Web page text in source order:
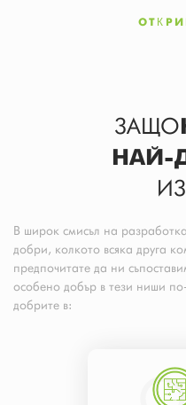
ЗАЩО
НАЙ-
В широк смисъл на
добри, колкото всяка друга
предпочитате да ни
особено добър в тези ниши
добрите в: